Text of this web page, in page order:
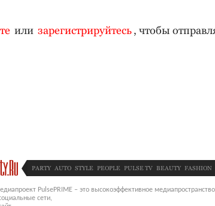
или зарегистрируйтесь, чтобы
PARTY AUTO STYLE PEOPLE PULSE TV BEAUTY FASHION
PulsePRIME – это высокоэффективное
сети,